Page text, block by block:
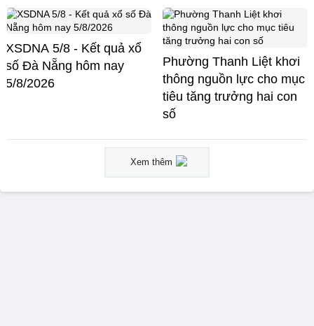
XSDNA 5/8 - Kết quả xổ
số Đà Nẵng hôm nay
5/8/2026
Phường Thanh Liệt khơi
thông nguồn lực cho mục
tiêu tăng trưởng hai con
số
Xem thêm